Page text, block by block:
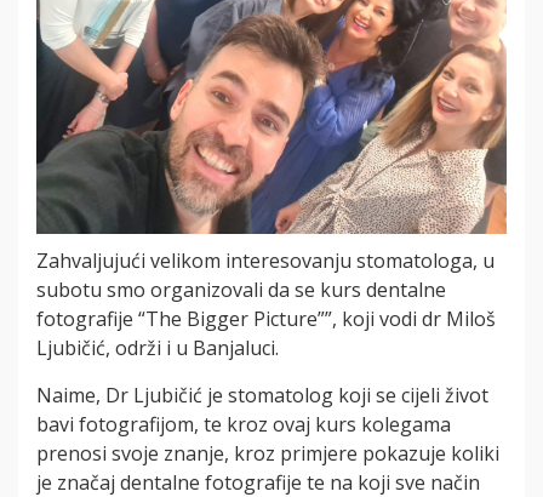
Zahvaljujući velikom interesovanju stomatologa, u
subotu smo organizovali da se kurs dentalne
fotografije “The Bigger Picture””, koji vodi dr Miloš
Ljubičić, održi i u Banjaluci.
Naime, Dr Ljubičić je stomatolog koji se cijeli život
bavi fotografijom, te kroz ovaj kurs kolegama
prenosi svoje znanje, kroz primjere pokazuje koliki
je značaj dentalne fotografije te na koji sve način